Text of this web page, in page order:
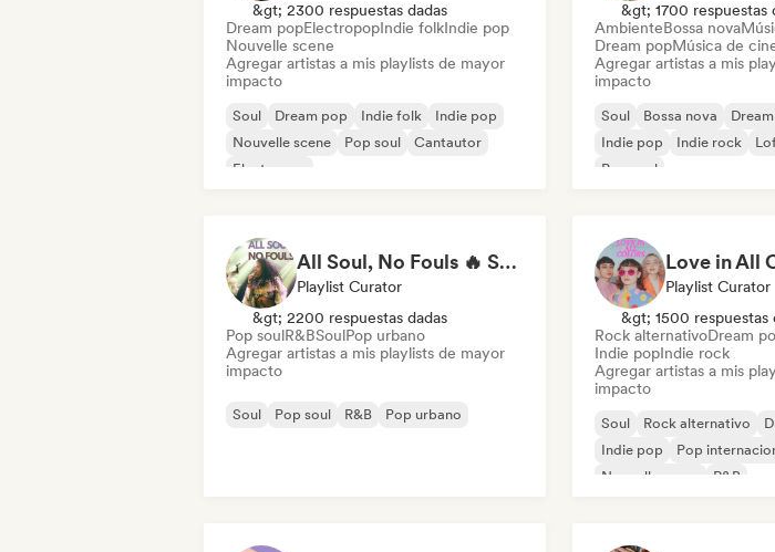
&gt; 2300 respuestas dadas
Dream popElectropopIndie folkIndie pop
Nouvelle scene
Agregar artistas a mis playlists de mayor
impacto
Soul Dream pop Indie folk
Indie pop
Nouvelle scene
Pop soul
Cantautor
Electropop
&gt; 1700 respuestas
AmbienteBossa nova
Dream popMúsica de
Agregar artistas a mis
impacto
Soul Bossa nova
Indie pop
Indie rock
Pop soul
All Soul, No Fouls 🔥 Smooth Contemporary R&B & Neo Soul
Playlist Curator
&gt; 2200 respuestas dadas
Pop soulR&BSoulPop urbano
Agregar artistas a mis playlists de mayor
impacto
Soul Pop soul R&B Pop urbano
Love in All
Playlist Curator
&gt; 1500 respuestas
Rock alternativoDream
Indie popIndie rock
Agregar artistas a mis
impacto
Soul Rock alternativo
Indie pop
Pop
Nouvelle scene
R&B